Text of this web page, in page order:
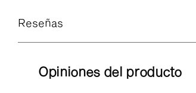
Reseñas
Opiniones del producto